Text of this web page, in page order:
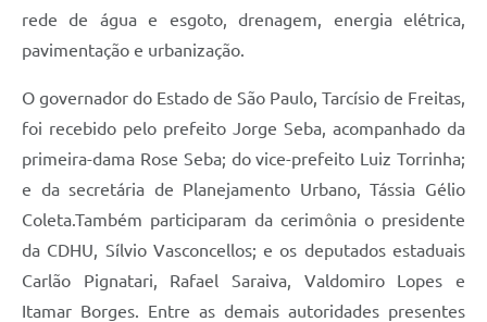
rede de água e esgoto, drenagem, energia elétrica,
pavimentação e urbanização.
O governador do Estado de São Paulo, Tarcísio de Freitas,
foi recebido pelo prefeito Jorge Seba, acompanhado da
primeira-dama Rose Seba; do vice-prefeito Luiz Torrinha;
e da secretária de Planejamento Urbano, Tássia Gélio
Coleta.Também participaram da cerimônia o presidente
da CDHU, Sílvio Vasconcellos; e os deputados estaduais
Carlão Pignatari, Rafael Saraiva, Valdomiro Lopes e
Itamar Borges. Entre as demais autoridades presentes